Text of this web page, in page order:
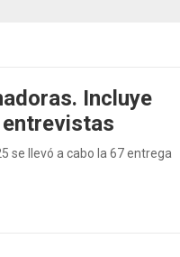
Incluye
se llevó a cabo la 67 entrega